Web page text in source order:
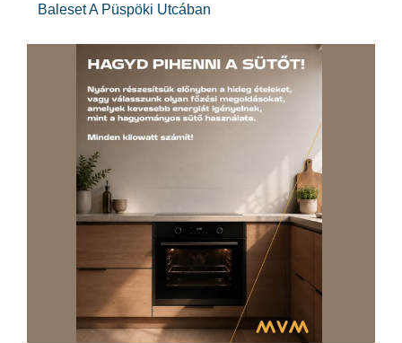
Baleset A Püspöki Utcában